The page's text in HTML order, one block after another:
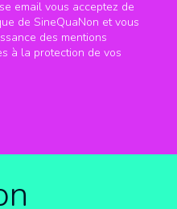
email vous acceptez de
de SineQuaNon et vous
des mentions
à la protection de vos